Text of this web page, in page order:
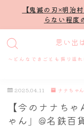
【鬼滅の刃×明治
らない程
思い出
～どんなできごとも振り返
MENU
プロフィール
謎解き
2025.04.11 ナナちゃ
【今のナナち
ゃん」@名鉄百